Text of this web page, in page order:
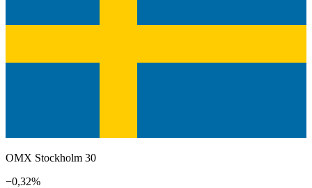
OMX Stockholm 30
−0,32%